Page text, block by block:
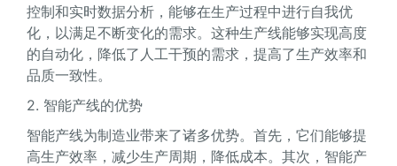
控制和实时数据分析，能够在生产过程中进行自我优
化，以满足不断变化的需求。这种生产线能够实现高度
的自动化，降低了人工干预的需求，提高了生产效率和
品质一致性。
2. 智能产线的优势
智能产线为制造业带来了诸多优势。首先，它们能够提
高生产效率，减少生产周期，降低成本。其次，智能产